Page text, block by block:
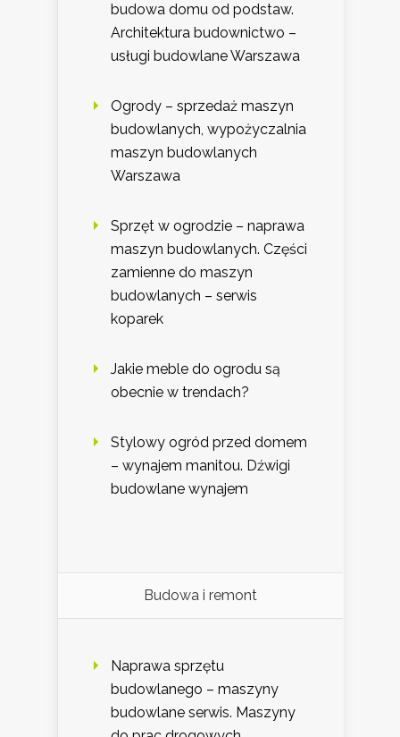
budowa domu od podstaw.
Architektura budownictwo –
usługi budowlane Warszawa
Ogrody – sprzedaż maszyn
budowlanych, wypożyczalnia
maszyn budowlanych
Warszawa
Sprzęt w ogrodzie – naprawa
maszyn budowlanych. Części
zamienne do maszyn
budowlanych – serwis
koparek
Jakie meble do ogrodu są
obecnie w trendach?
Stylowy ogród przed domem
– wynajem manitou. Dźwigi
budowlane wynajem
Budowa i remont
Naprawa sprzętu
budowlanego – maszyny
budowlane serwis. Maszyny